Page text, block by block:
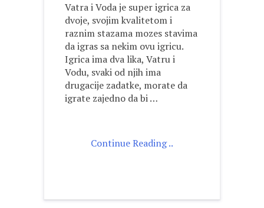
Vatra i Voda je super igrica za
dvoje, svojim kvalitetom i
raznim stazama mozes stavima
da igras sa nekim ovu igricu.
Igrica ima dva lika, Vatru i
Vodu, svaki od njih ima
drugacije zadatke, morate da
igrate zajedno da bi …
Continue Reading ..